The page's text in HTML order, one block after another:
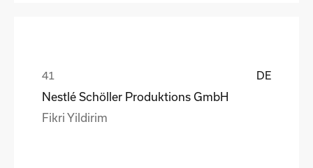
DE
Nestlé Schöller Produktions GmbH
Fikri Yildirim